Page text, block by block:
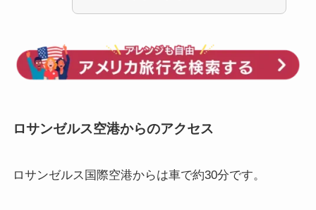
ロサンゼルス空港からのアクセス
ロサンゼルス国際空港からは車で約30分です。